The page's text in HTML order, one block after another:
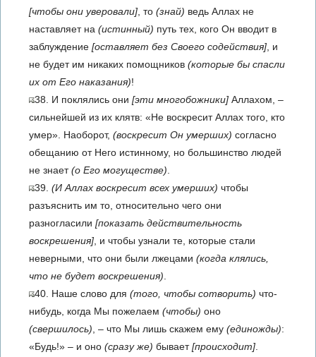
[чтобы они уверовали] , то (знай) ведь Аллах не
наставляет на (истинный) путь тех, кого Он вводит в
заблуждение [оставляет без Своего содействия] , и
не будет им никаких помощников (которые бы спасли
их от Его наказания)!
38. И поклялись они [эти многобожники] Аллахом, –
сильнейшей из их клятв: «Не воскресит Аллах того, кто
умер». Наоборот, (воскресит Он умерших) согласно
обещанию от Него истинному, но большинство людей
не знает(о Его могуществе)
39. (И Аллах воскресит всех умерших) чтобы
разъяснить им то, относительно чего они
разногласили [показать действительность
воскрешения] , и чтобы узнали те, которые стали
неверными, что они были лжецами (когда клялись,
что не будет воскрешения)
40. Наше слово для (того, чтобы сотворить) что-
нибудь, когда Мы пожелаем (чтобы) оно
(свершилось) , – что Мы лишь скажем ему (единожды):
«Будь!» – и оно (сразу же) бывает[происходит]